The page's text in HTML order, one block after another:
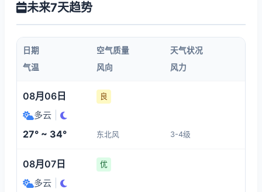
29° 29°
01:00
28°
1-3
02:00 04:00
11:00
33°
1-3
05:00 07:00
未来7天趋势
日期 空气质量
天气状况
气温
风向 风力
08月06日 良
多云
27° ~ 34° 东北风 3-4级
08月07日 优
多云